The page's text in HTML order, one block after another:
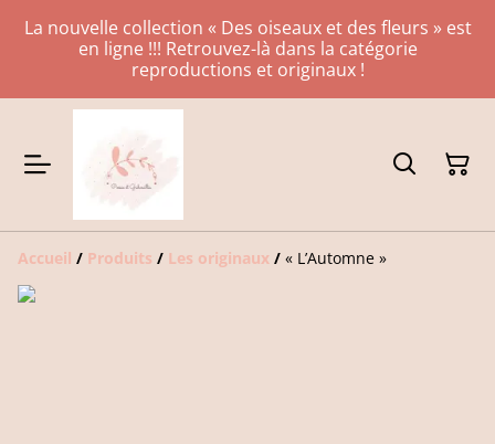
La nouvelle collection « Des oiseaux et des fleurs » est
en ligne !!! Retrouvez-là dans la catégorie
reproductions et originaux !
Accueil / Produits / Les originaux / « L’Automne »